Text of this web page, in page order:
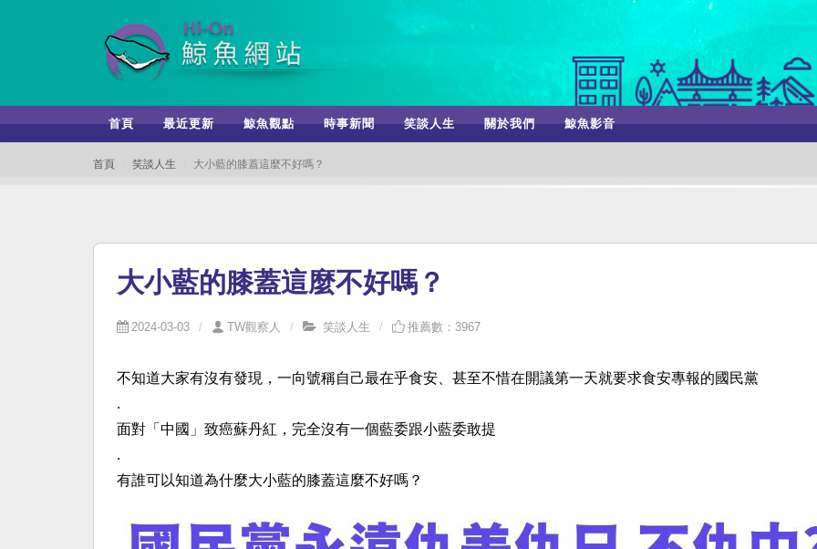
首頁 最近更新 鯨魚觀點 時事新聞 笑談人生 關於我們 鯨魚影音
首頁 笑談人生 大小藍的膝蓋這麼不好嗎？
大小藍的膝蓋這麼不好嗎？
2024-03-03 TW觀察人 笑談人生 推薦數：3967
不知道大家有沒有發現，一向號稱自己最在乎食安、甚至不惜在開議第一天就要求食安專報的國民黨
.
面對「中國」致癌蘇丹紅，完全沒有一個藍委跟小藍委敢提
.
有誰可以知道為什麼大小藍的膝蓋這麼不好嗎？